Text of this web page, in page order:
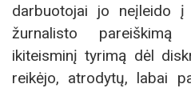
darbuotojai jo neįleido į
žurnalisto pareiškimą
ikiteisminį tyrimą dėl
reikėjo, atrodytų, labai